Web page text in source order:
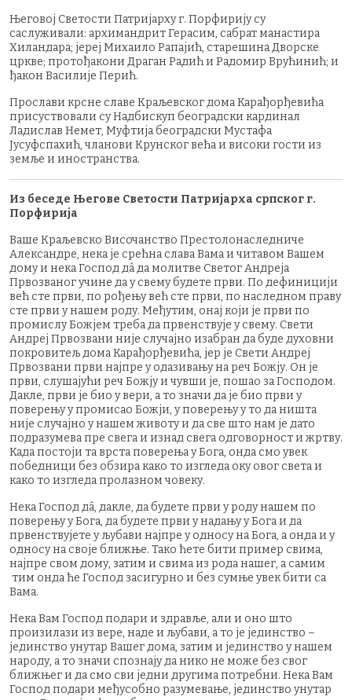
Његовој Светости Патријарху г. Порфирију су
саслуживали: архимандрит Герасим, сабрат манастира
Хиландара; јереј Михаило Рапајић, старешина Дворске
цркве; протођакони Драган Радић и Радомир Врућинић; и
ђакон Василије Перић.
Прослави крсне славе Краљевског дома Карађорђевића
присуствовали су Надбискуп београдски кардинал
Ладислав Немет, Муфтија београдски Мустафа
Јусуфспахић, чланови Крунског већа и високи гости из
земље и иностранства.
Из беседе Његове Светости Патријарха српског г.
Порфирија
Ваше Краљевско Височанство Престолонаследниче
Александре, нека је срећна слава Вама и читавом Вашем
дому и нека Господ дâ да молитве Светог Андреја
Првозваног учине да у свему будете први. По дефиницији
већ сте први, по рођењу већ сте први, по наследном праву
сте први у нашем роду. Међутим, онај који је први по
промислу Божјем треба да првенствује у свему. Свети
Андреј Првозвани није случајно изабран да буде духовни
покровитељ дома Карађорђевића, јер је Свети Андреј
Првозвани први најпре у одазивању на реч Божју. Он је
први, слушајући реч Божју и чувши је, пошао за Господом.
Дакле, први је био у вери, а то значи да је био први у
поверењу у промисао Божји, у поверењу у то да ништа
није случајно у нашем животу и да све што нам је дато
подразумева пре свега и изнад свега одговорност и жртву.
Када постоји та врста поверења у Бога, онда смо увек
победници без обзира како то изгледа оку овог света и
како то изгледа пролазном човеку.
Нека Господ дâ, дакле, да будете први у роду нашем по
поверењу у Бога, да будете први у надању у Бога и да
првенствујете у љубави најпре у односу на Бога, а онда и у
односу на своје ближње. Тако ћете бити пример свима,
најпре свом дому, затим и свима из рода нашег, а самим
тим онда ће Господ засигурно и без сумње увек бити са
Вама.
Нека Вам Господ подари и здравље, али и оно што
произилази из вере, наде и љубави, а то је јединство –
јединство унутар Вашег дома, затим и јединство у нашем
народу, а то значи спознају да нико не може без свог
ближњег и да смо сви једни другима потребни. Нека Вам
Господ подари међусобно разумевање, јединство унутар